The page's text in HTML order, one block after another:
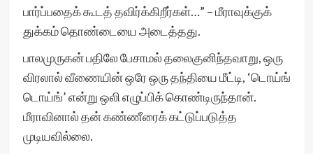
பார்ப்பதைக் கூடத் தவிர்க்கிறீர்கள்…” – மீராவுக்குக்
துக்கம் தொண்டையை அடைத்தது.
பாலமுருகன் பதிலே பேசாமல் தலைகுனிந்தவாறு, ஒரு
விரலால் வீணையின் ஒரே ஒரு தந்தியை மீட்டி, ‘டொய்ங்
டொய்ங்’ என்று ஒலி எழுப்பிக் கொண்டிருந்தான்.
மீராவினால் தன் கண்ணீரைக் கட்டுப்படுத்த
முடியவில்லை.